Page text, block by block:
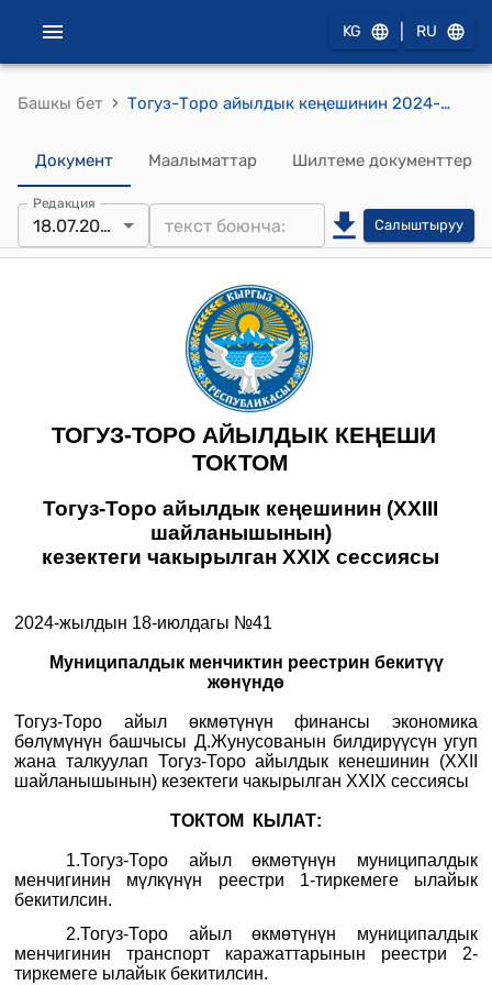
KG RU
Башкы бет › Тогуз-Торо айылдык кеңешинин 2024-жылдын 18-июлдагы №41 " Муниципалдык менчиктин реестрин бекитүү жөнүндө" токтому
Документ Маалыматтар Шилтеме документтер
Редакция
18.07.2024 Салыштыруу